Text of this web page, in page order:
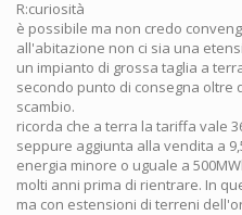
R:curiosità
è possibile ma non credo
all'abitazione non ci sia una
un impianto di grossa taglia a
secondo punto di consegna oltre
scambio.
ricorda che a terra la tariffa vale
seppure aggiunta alla vendita a
energia minore o uguale a
molti anni prima di rientrare. In
ma con estensioni di terreni